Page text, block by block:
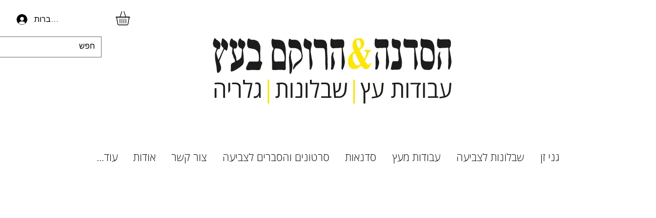
להתחברות
גני זן שבלונות לצביעה עבודות מעץ סדנאות סרטונים והסברים לצביעה צור קשר אודות עוד...